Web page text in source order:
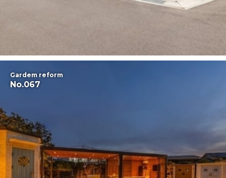
Gardem reform
No.067